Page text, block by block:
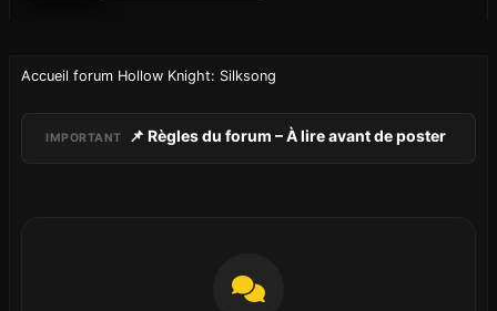
Accueil forum Hollow Knight: Silksong
IMPORTANT 📌 Règles du forum – À lire avant de poster